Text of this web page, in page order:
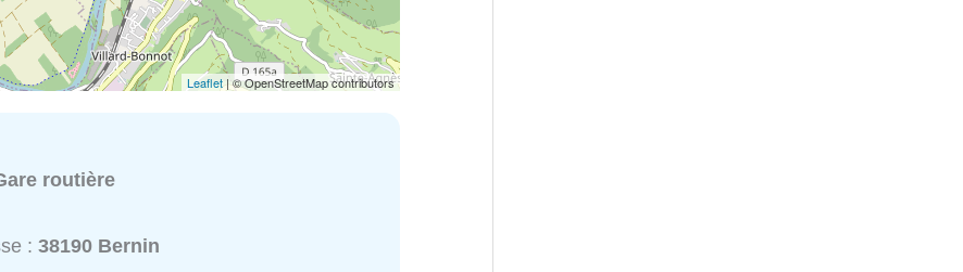
Leaflet| © OpenStreetMap contributors
routière
:38190 Bernin